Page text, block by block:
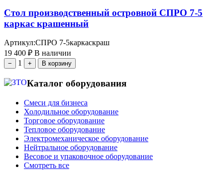
Стол производственный островной СПРО 7-5
каркас крашенный
Артикул:СПРО 7-5каркаскраш
19 400 ₽ В наличии
− 1 + В корзину
Каталог оборудования
Смеси для бизнеса
Холодильное оборудование
Торговое оборудование
Тепловое оборудование
Электромеханическое оборудование
Нейтральное оборудование
Весовое и упаковочное оборудование
Смотреть все